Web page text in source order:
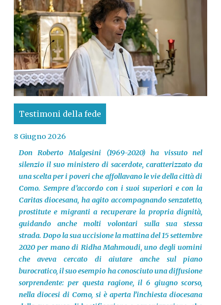
Testimoni della fede
8 Giugno 2026
Don Roberto Malgesini (1969-2020) ha vissuto nel
silenzio il suo ministero di sacerdote, caratterizzato da
una scelta per i poveri che affollavano le vie della città di
Como. Sempre d’accordo con i suoi superiori e con la
Caritas diocesana, ha agito accompagnando senzatetto,
prostitute e migranti a recuperare la propria dignità,
guidando anche molti volontari sulla sua stessa
strada. Dopo la sua uccisione la mattina del 15 settembre
2020 per mano di Ridha Mahmoudi, uno degli uomini
che aveva cercato di aiutare anche sul piano
burocratico, il suo esempio ha conosciuto una diffusione
sorprendente: per questa ragione, il 6 giugno scorso,
nella diocesi di Como, si è aperta l’inchiesta diocesana